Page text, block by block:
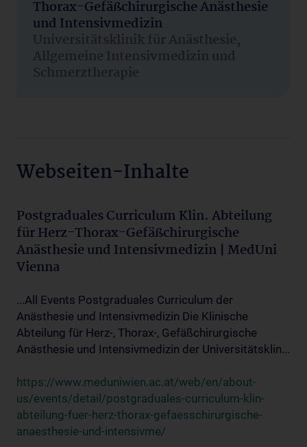
Thorax-Gefäßchirurgische Anästhesie
und Intensivmedizin
Universitätsklinik für Anästhesie,
Allgemeine Intensivmedizin und
Schmerztherapie
Webseiten-Inhalte
Postgraduales Curriculum Klin. Abteilung
für Herz-Thorax-Gefäßchirurgische
Anästhesie und Intensivmedizin | MedUni
Vienna
...All Events Postgraduales Curriculum der
Anästhesie und Intensivmedizin Die Klinische
Abteilung für Herz-, Thorax-, Gefäßchirurgische
Anästhesie und Intensivmedizin der Universitätsklin...
https://www.meduniwien.ac.at/web/en/about-
us/events/detail/postgraduales-curriculum-klin-
abteilung-fuer-herz-thorax-gefaesschirurgische-
anaesthesie-und-intensivme/